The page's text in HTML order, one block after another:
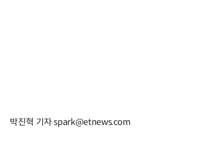
박진혁 기자 spark@etnews.com